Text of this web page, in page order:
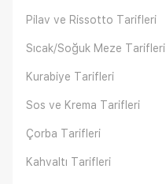
Pilav ve Rissotto Tarifleri
Sıcak/Soğuk Meze Tarifleri
Kurabiye Tarifleri
Sos ve Krema Tarifleri
Çorba Tarifleri
Kahvaltı Tarifleri